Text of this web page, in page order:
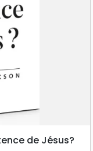
de Jésus?